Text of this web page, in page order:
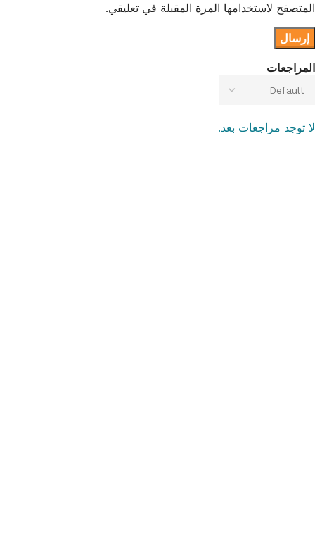
المراجعات
لا توجد مراجعات بعد.
المتصفح لاستخدامها المرة المقبلة في تعليقي.